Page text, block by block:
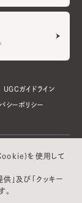
UGCガイドライン
シーポリシー
を使用して
」及び「クッキー
。